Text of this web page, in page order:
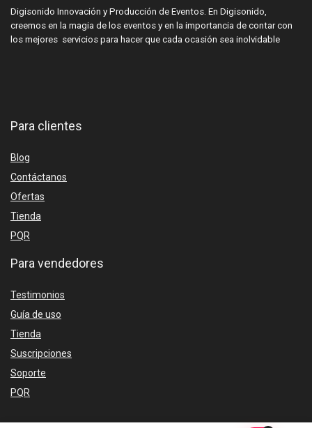
Digisonido Innovación y Producción de Eventos. En Digisonido,
creemos en la magia de los eventos y en la importancia de contar con
los mejores servicios para hacer que cada ocasión sea inolvidable
Para clientes
Blog
Contáctanos
Ofertas
Tienda
PQR
Para vendedores
Testimonios
Guía de uso
Tienda
Suscripciones
Soporte
PQR